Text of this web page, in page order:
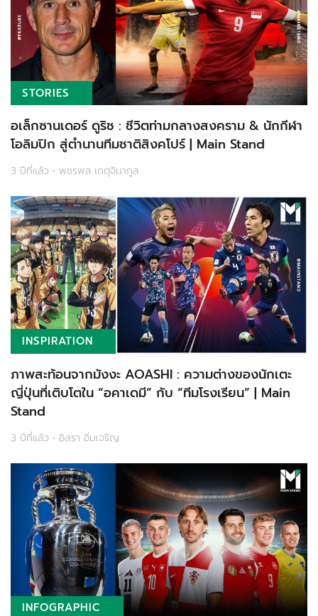
STORIES
อเล็กซานเดอร์ ดูริช : ชีวิตท่ามกลางสงคราม & นักกีฬา
โอลิมปิก สู่ตำนานทีมชาติสิงคโปร์ | Main Stand
3 ปีที่แล้ว • พชรพล เกตุจินากูล
INSPIRATION
ภาพสะท้อนจากมังงะ AOASHI : ความต่างของนักเตะ
ญี่ปุ่นที่เติบโตใน “อคาเดมี” กับ “ทีมโรงเรียน” | Main
Stand
3 ปีที่แล้ว • อิสรา อิ่มเจริญ
INFOGRAPHIC